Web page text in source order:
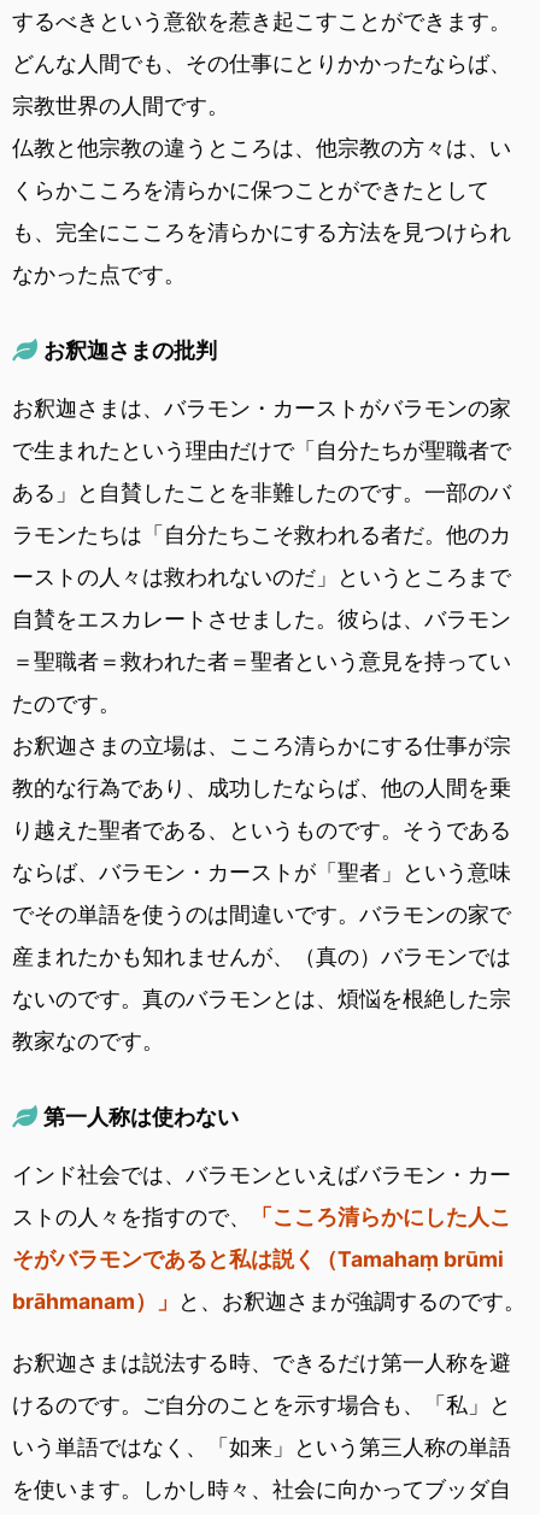
するべきという意欲を惹き起こすことができます。
どんな人間でも、その仕事にとりかかったならば、
宗教世界の人間です。
仏教と他宗教の違うところは、他宗教の方々は、い
くらかこころを清らかに保つことができたとして
も、完全にこころを清らかにする方法を見つけられ
なかった点です。
お釈迦さまの批判
お釈迦さまは、バラモン・カーストがバラモンの家
で生まれたという理由だけで「自分たちが聖職者で
ある」と自賛したことを非難したのです。一部のバ
ラモンたちは「自分たちこそ救われる者だ。他のカ
ーストの人々は救われないのだ」というところまで
自賛をエスカレートさせました。彼らは、バラモン
＝聖職者＝救われた者＝聖者という意見を持ってい
たのです。
お釈迦さまの立場は、こころ清らかにする仕事が宗
教的な行為であり、成功したならば、他の人間を乗
り越えた聖者である、というものです。そうである
ならば、バラモン・カーストが「聖者」という意味
でその単語を使うのは間違いです。バラモンの家で
産まれたかも知れませんが、（真の）バラモンでは
ないのです。真のバラモンとは、煩悩を根絶した宗
教家なのです。
第一人称は使わない
インド社会では、バラモンといえばバラモン・カー
ストの人々を指すので、
「こころ清らかにした人こ
そがバラモンであると私は説く（Tamahaṃ brūmi
brāhmanam）」
と、お釈迦さまが強調するのです。
お釈迦さまは説法する時、できるだけ第一人称を避
けるのです。ご自分のことを示す場合も、「私」と
いう単語ではなく、「如来」という第三人称の単語
を使います。しかし時々、社会に向かってブッダ自